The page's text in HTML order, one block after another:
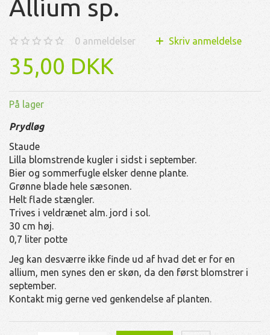
Allium sp.
0 anmeldelser Skriv anmeldelse
35,00 DKK
På lager
Prydløg
Staude
Lilla blomstrende kugler i sidst i september.
Bier og sommerfugle elsker denne plante.
Grønne blade hele sæsonen.
Helt flade stængler.
Trives i veldrænet alm. jord i sol.
30 cm høj.
0,7 liter potte
Jeg kan desværre ikke finde ud af hvad det er for en
allium, men synes den er skøn, da den først blomstrer i
september.
Kontakt mig gerne ved genkendelse af planten.